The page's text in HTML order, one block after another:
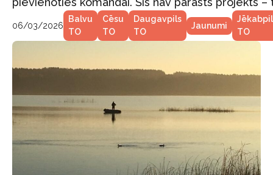
06/03/2026
Balvu
TO
Cēsu
TO
Daugavpils
TO
Jaunumi
TO